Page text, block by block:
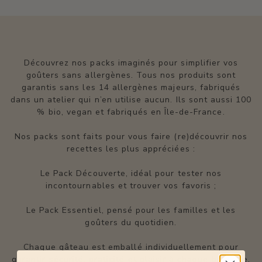
Découvrez nos packs imaginés pour simplifier vos
goûters sans allergènes. Tous nos produits sont
garantis sans les 14 allergènes majeurs, fabriqués
dans un atelier qui n’en utilise aucun. Ils sont aussi 100
% bio, vegan et fabriqués en Île-de-France.
Nos packs sont faits pour vous faire (re)découvrir nos
recettes les plus appréciées :
Le Pack Découverte, idéal pour tester nos
incontournables et trouver vos favoris ;
Le Pack Essentiel, pensé pour les familles et les
goûters du quotidien.
Chaque gâteau est emballé individuellement pour
garantir sécurité, praticité et plaisir à chaque bouchée.